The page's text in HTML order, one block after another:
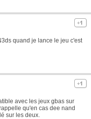
quand je lance le jeu c'est
avec les jeux gbas sur
qu'en cas dee nand
sur les deux.